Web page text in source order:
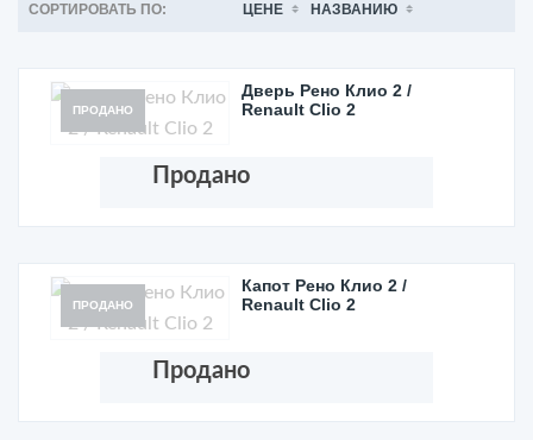
СОРТИРОВАТЬ ПО: ЦЕНЕ НАЗВАНИЮ
ПРОДАНО
Дверь Рено Клио 2 /
Renault Clio 2
Продано
ПРОДАНО
Капот Рено Клио 2 /
Renault Clio 2
Продано